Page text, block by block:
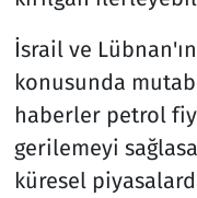
İsrail ve
konusunda
haberler petrol
gerilemeyi
küresel